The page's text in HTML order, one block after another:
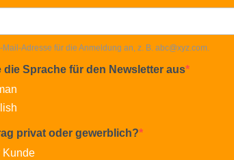
Adresse für die Anmeldung an, z. B. abc@xyz.com.
die Sprache für den Newsletter aus
privat oder gewerblich?
Kunde